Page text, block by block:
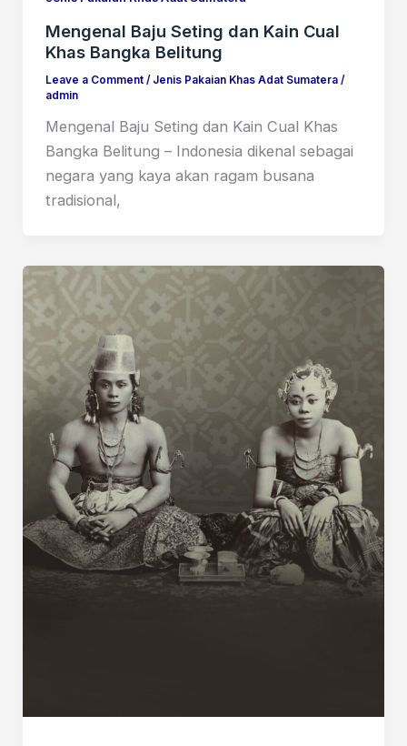
Mengenal Baju Seting dan Kain Cual
Khas Bangka Belitung
Leave a Comment / Jenis Pakaian Khas Adat Sumatera/
admin
Mengenal Baju Seting dan Kain Cual Khas
Bangka Belitung – Indonesia dikenal sebagai
negara yang kaya akan ragam busana
tradisional,